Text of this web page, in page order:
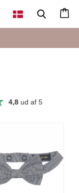
4,8ud af 5